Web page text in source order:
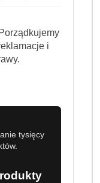
i
tysięcy